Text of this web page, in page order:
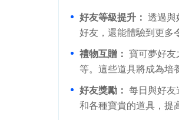
好友等級提升： 透過與
好友，還能體驗到更多
禮物互贈： 寶可夢好友
等。這些道具將成為培
好友獎勵： 每日與好友
和各種寶貴的道具，提